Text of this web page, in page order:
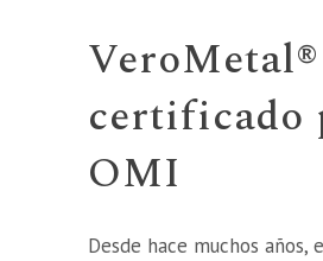
VeroMetal®
certificado
OMI
Desde hace muchos años,